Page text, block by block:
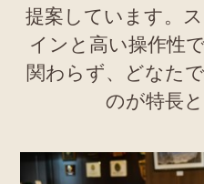
提案しています。
インと高い操作性
関わらず、どなた
のが特長